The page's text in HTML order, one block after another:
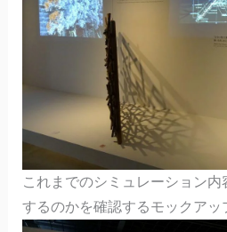
これまでのシミュレーション
するのかを確認するモックアッ